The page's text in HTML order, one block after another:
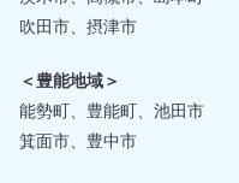
吹田市、摂津市
＜豊能地域＞
能勢町、豊能町、池田市
箕面市、豊中市